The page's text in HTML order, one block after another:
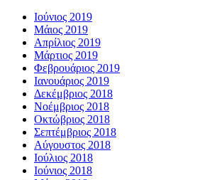
Ιούνιος 2019
Μάιος 2019
Απρίλιος 2019
Μάρτιος 2019
Φεβρουάριος 2019
Ιανουάριος 2019
Δεκέμβριος 2018
Νοέμβριος 2018
Οκτώβριος 2018
Σεπτέμβριος 2018
Αύγουστος 2018
Ιούλιος 2018
Ιούνιος 2018